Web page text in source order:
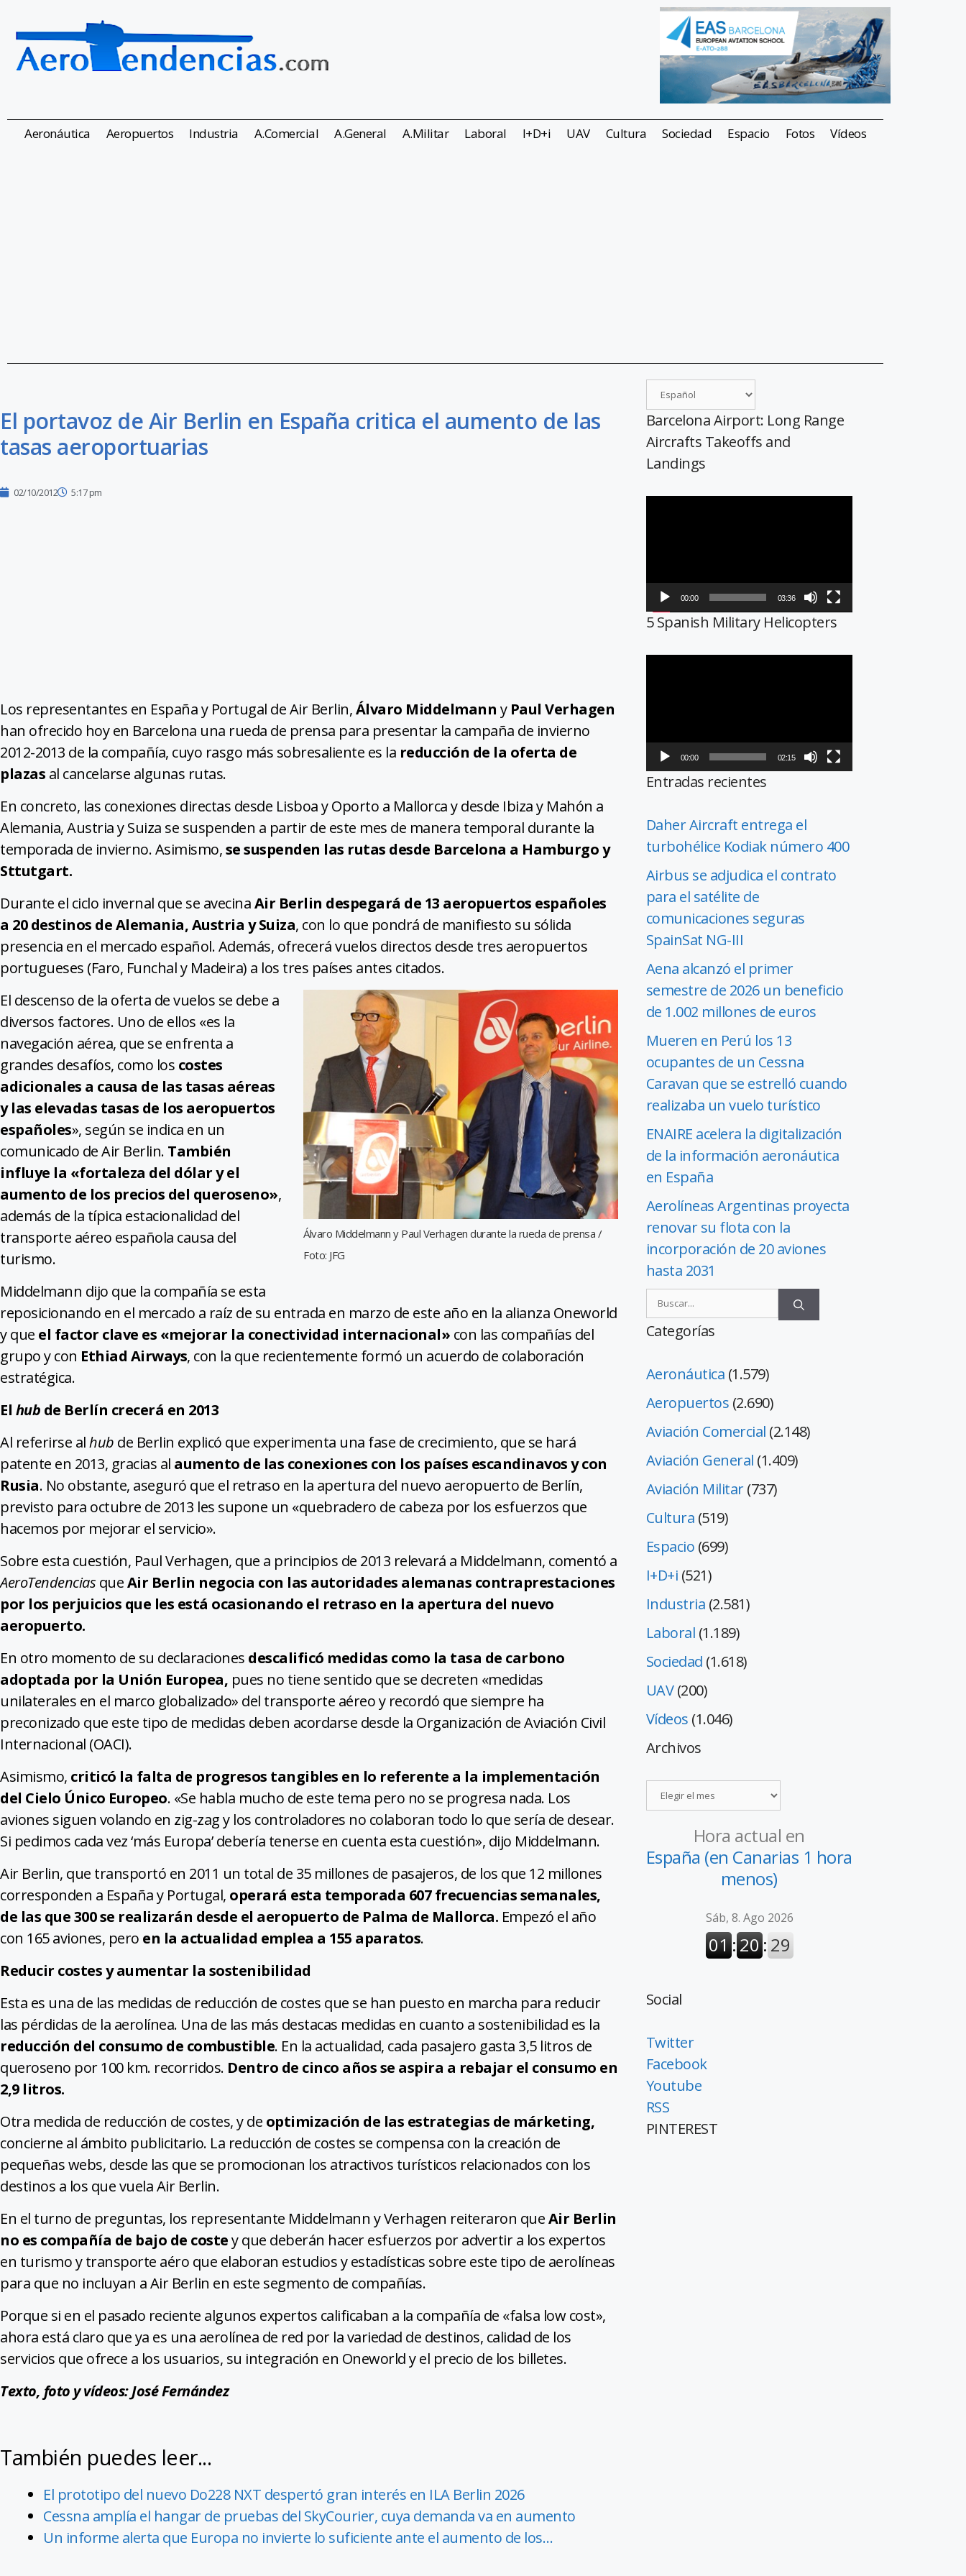
Aeronáutica Aeropuertos Industria A.Comercial A.General A.Militar Laboral I+D+i UAV Cultura Sociedad Espacio Fotos Vídeos
El portavoz de Air Berlin en España critica el aumento de las
tasas aeroportuarias
02/10/2012 5:17 pm
Los representantes en España y Portugal de Air Berlin,Álvaro Middelmann y Paul Verhagen
han ofrecido hoy en Barcelona una rueda de prensa para presentar la campaña de invierno
2012-2013 de la compañía, cuyo rasgo más sobresaliente es la reducción de la oferta de
plazas al cancelarse algunas rutas.
En concreto, las conexiones directas desde Lisboa y Oporto a Mallorca y desde Ibiza y Mahón a
Alemania, Austria y Suiza se suspenden a partir de este mes de manera temporal durante la
temporada de invierno. Asimismo,se suspenden las rutas desde Barcelona a Hamburgo y
Sttutgart.
Durante el ciclo invernal que se avecinaAir Berlin despegará de 13 aeropuertos españoles
a 20 destinos de Alemania, Austria y Suiza, con lo que pondrá de manifiesto su sólida
presencia en el mercado español. Además, ofrecerá vuelos directos desde tres aeropuertos
portugueses (Faro, Funchal y Madeira) a los tres países antes citados.
Álvaro Middelmann y Paul Verhagen durante la rueda de prensa /
Foto: JFG
El descenso de la oferta de vuelos se debe a
diversos factores. Uno de ellos «es la
navegación aérea, que se enfrenta a
grandes desafíos, como los costes
adicionales a causa de las tasas aéreas
y las elevadas tasas de los aeropuertos
españoles», según se indica en un
comunicado de Air Berlin. También
influye la «fortaleza del dólar y el
aumento de los precios del queroseno»,
además de la típica estacionalidad del
transporte aéreo española causa del
turismo.
Middelmann dijo que la compañía se esta
reposicionando en el mercado a raíz de su entrada en marzo de este año en la alianza Oneworld
y que el factor clave es «mejorar la conectividad internacional» con las compañías del
grupo y con Ethiad Airways, con la que recientemente formó un acuerdo de colaboración
estratégica.
El hub de Berlín crecerá en 2013
Al referirse alhub de Berlin explicó que experimenta una fase de crecimiento, que se hará
patente en 2013, gracias al aumento de las conexiones con los países escandinavos y con
Rusia. No obstante, aseguró que el retraso en la apertura del nuevo aeropuerto de Berlín,
previsto para octubre de 2013 les supone un «quebradero de cabeza por los esfuerzos que
hacemos por mejorar el servicio».
Sobre esta cuestión, Paul Verhagen, que a principios de 2013 relevará a Middelmann, comentó a
AeroTendencias queAir Berlin negocia con las autoridades alemanas contraprestaciones
por los perjuicios que les está ocasionando el retraso en la apertura del nuevo
aeropuerto.
En otro momento de su declaraciones descalificó medidas como la tasa de carbono
adoptada por la Unión Europea, pues no tiene sentido que se decreten «medidas
unilaterales en el marco globalizado» del transporte aéreo y recordó que siempre ha
preconizado que este tipo de medidas deben acordarse desde la Organización de Aviación Civil
Internacional (OACI).
Asimismo, criticó la falta de progresos tangibles en lo referente a la implementación
del Cielo Único Europeo. «Se habla mucho de este tema pero no se progresa nada. Los
aviones siguen volando en zig-zag y los controladores no colaboran todo lo que sería de desear.
Si pedimos cada vez ‘más Europa’ debería tenerse en cuenta esta cuestión», dijo Middelmann.
Air Berlin, que transportó en 2011 un total de 35 millones de pasajeros, de los que 12 millones
corresponden a España y Portugal, operará esta temporada 607 frecuencias semanales,
de las que 300 se realizarán desde el aeropuerto de Palma de Mallorca. Empezó el año
con 165 aviones, pero en la actualidad emplea a 155 aparatos.
Reducir costes y aumentar la sostenibilidad
Esta es una de las medidas de reducción de costes que se han puesto en marcha para reducir
las pérdidas de la aerolínea. Una de las más destacas medidas en cuanto a sostenibilidad es la
reducción del consumo de combustible. En la actualidad, cada pasajero gasta 3,5 litros de
queroseno por 100 km. recorridos. Dentro de cinco años se aspira a rebajar el consumo en
2,9 litros.
Otra medida de reducción de costes, y de optimización de las estrategias de márketing,
concierne al ámbito publicitario. La reducción de costes se compensa con la creación de
pequeñas webs, desde las que se promocionan los atractivos turísticos relacionados con los
destinos a los que vuela Air Berlin.
En el turno de preguntas, los representante Middelmann y Verhagen reiteraron queAir Berlin
no es compañía de bajo de costey que deberán hacer esfuerzos por advertir a los expertos
en turismo y transporte aéro que elaboran estudios y estadísticas sobre este tipo de aerolíneas
para que no incluyan a Air Berlin en este segmento de compañías.
Porque si en el pasado reciente algunos expertos calificaban a la compañía de «falsa low cost»,
ahora está claro que ya es una aerolínea de red por la variedad de destinos, calidad de los
servicios que ofrece a los usuarios, su integración en Oneworld y el precio de los billetes.
Texto, foto y vídeos: José Fernández
También puedes leer...
El prototipo del nuevo Do228 NXT despertó gran interés en ILA Berlin 2026
Cessna amplía el hangar de pruebas del SkyCourier, cuya demanda va en aumento
Un informe alerta que Europa no invierte lo suficiente ante el aumento de los…
Barcelona Airport: Long Range
Aircrafts Takeoffs and
Landings
00:00 03:36
5 Spanish Military Helicopters
00:00 02:15
Entradas recientes
Daher Aircraft entrega el
turbohélice Kodiak número 400
Airbus se adjudica el contrato
para el satélite de
comunicaciones seguras
SpainSat NG-III
Aena alcanzó el primer
semestre de 2026 un beneficio
de 1.002 millones de euros
Mueren en Perú los 13
ocupantes de un Cessna
Caravan que se estrelló cuando
realizaba un vuelo turístico
ENAIRE acelera la digitalización
de la información aeronáutica
en España
Aerolíneas Argentinas proyecta
renovar su flota con la
incorporación de 20 aviones
hasta 2031
Categorías
Aeronáutica (1.579)
Aeropuertos (2.690)
Aviación Comercial (2.148)
Aviación General (1.409)
Aviación Militar(737)
Cultura (519)
Espacio (699)
I+D+i (521)
Industria (2.581)
Laboral (1.189)
Sociedad (1.618)
UAV(200)
Vídeos (1.046)
Archivos
Hora actual en
España (en Canarias 1 hora
menos)
Social
Twitter
Facebook
Youtube
RSS
PINTEREST